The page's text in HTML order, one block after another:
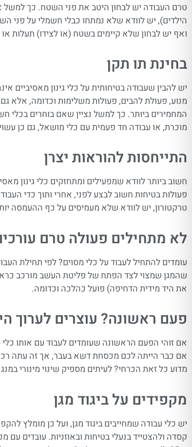
טרם העבודה יש לבחון היטב את פני השטח. כך למשל
הילדים), יש לוודא שלא נמתחו כבלי חשמלי על פני
ואף יש לבחון שלא קיימים בשטח (או לצידו) תעלות או
בחינת תו תקן
יש להבין שעבודה בטיחותית על כלי גינון
מנוע, פעולת להבים, פעולות משלימות וכדומה, אלא
מוכרת, או עבודה חד פעמית עם כלי מושאל, גם כן
התייחסות להוראות יצרן
חשוב ביותר לוודא שמפעילים ומתחזקים כלי גינון
פעולות בטיחות חשוב לבצע לפני, אחרי ותוך כדי
טרקטורון, יש לוודא שלא מעמיסים על כף ההעמסה
לא מתחילים פעולה טרם
עומדים להתחיל לעבוד על כלי מסוים? לפי תחילת
שהמגן שמצוי לצד הפתח של פליטת העשב מורכב
את היד מידית הדחיפה) פועל כהלכה וכדומה.
פעם ראשונה? עוצרים לערוך
אם זוהי הפעם הראשונה שעומדים לעבוד עם אותו
אם כבר הייתה לכם מכסחת דשא בעבר, אך זה עתה
מדוע כל זאת הכרחי? לעיתים מספיק שינוי מינורי
מקפידים על ביגוד מגן
יש כלי עבודה שמחייבים ביגוד מגן, ועל כן מומלץ
קסדה ולהצטייד בנעלי בטיחות ובאוזניות. עובדים